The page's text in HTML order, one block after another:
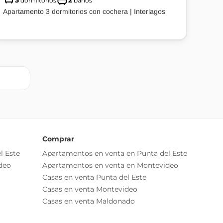
Apartamento 3 dormitorios con cochera | Interlagos
Este
Comprar
Apartamentos en venta en Punta del Este
Apartamentos en venta en Montevideo
Casas en venta Punta del Este
Casas en venta Montevideo
Casas en venta Maldonado